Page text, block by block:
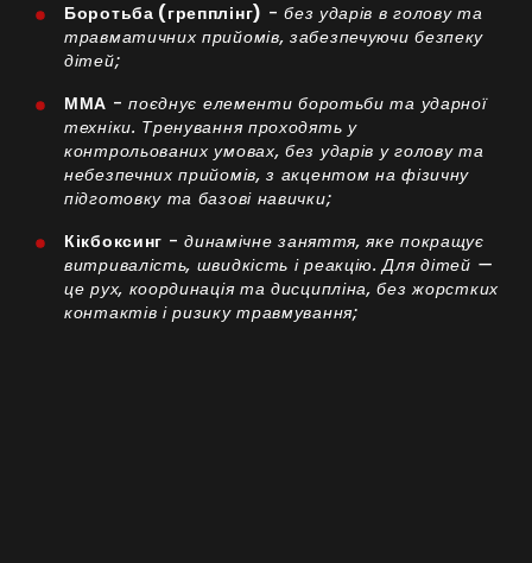
Боротьба (грепплінг) -без ударів в голову та
травматичних прийомів, забезпечуючи безпеку
дітей;
ММА -поєднує елементи боротьби та ударної
техніки. Тренування проходять у
контрольованих умовах, без ударів у голову та
небезпечних прийомів, з акцентом на фізичну
підготовку та базові навички;
Кікбоксинг -динамічне заняття, яке покращує
витривалість, швидкість і реакцію. Для дітей —
це рух, координація та дисципліна, без жорстких
контактів і ризику травмування;